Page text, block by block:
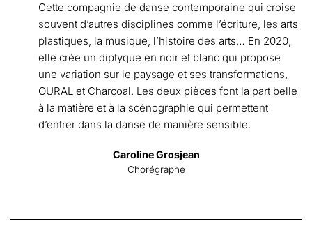
Cette compagnie de danse contemporaine qui croise
souvent d’autres disciplines comme l’écriture, les arts
plastiques, la musique, l’histoire des arts… En 2020,
elle crée un diptyque en noir et blanc qui propose
une variation sur le paysage et ses transformations,
OURAL et Charcoal. Les deux pièces font la part belle
à la matière et à la scénographie qui permettent
d’entrer dans la danse de manière sensible.
Caroline Grosjean
Chorégraphe